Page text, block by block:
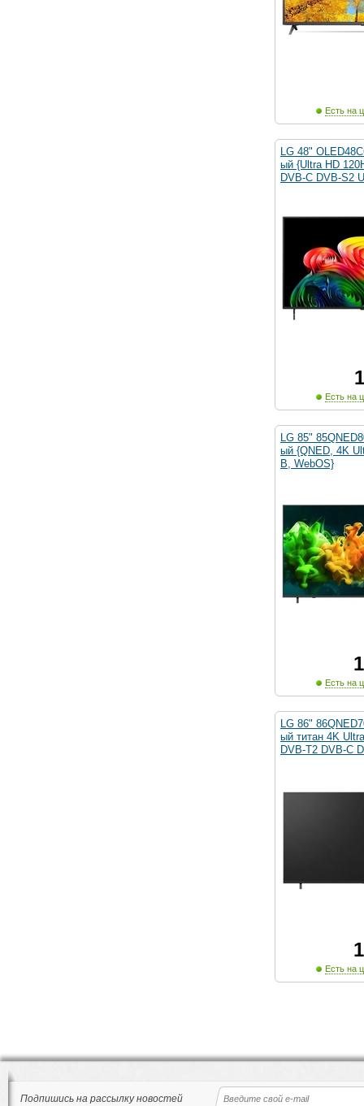
Есть на
LG 48"
ый {Ultra HD
DVB-C DVB-S2
Есть на
LG 85"
ый {QNED, 4K
В, WebOS}
Есть на
LG 86"
ый титан 4K
DVB-T2 DVB-C
Есть на
Подпишись на рассылку новостей